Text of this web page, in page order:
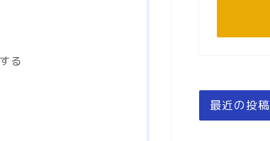
る
最近の投稿